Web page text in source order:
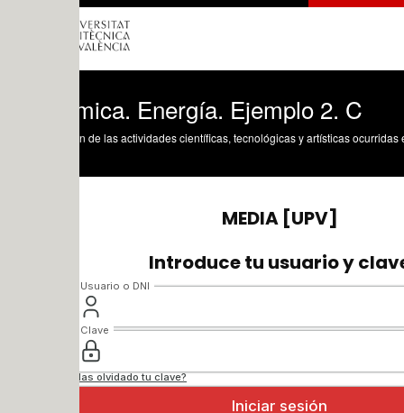
Energía. Ejemplo 2. C
de las actividades científicas, tecnológicas y artísticas ocurridas en los tres